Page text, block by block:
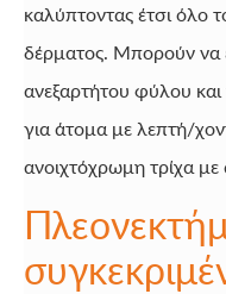
καλύπτοντας έτσι
δέρματος. Μπορούν
ανεξαρτήτου φύλου και
για άτομα με λεπτή/
ανοιχτόχρωμη τρίχα με